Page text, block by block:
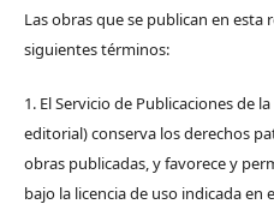
Las obras que se publican en esta
siguientes términos:
1. El Servicio de Publicaciones de
editorial) conserva los derechos
obras publicadas, y favorece y
bajo la licencia de uso indicada en